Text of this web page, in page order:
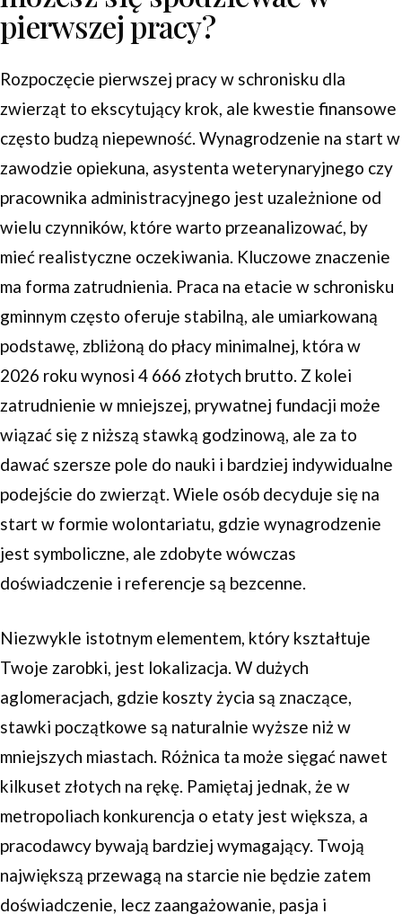
pierwszej pracy?
Rozpoczęcie pierwszej pracy w schronisku dla
zwierząt to ekscytujący krok, ale kwestie finansowe
często budzą niepewność. Wynagrodzenie na start w
zawodzie opiekuna, asystenta weterynaryjnego czy
pracownika administracyjnego jest uzależnione od
wielu czynników, które warto przeanalizować, by
mieć realistyczne oczekiwania. Kluczowe znaczenie
ma forma zatrudnienia. Praca na etacie w schronisku
gminnym często oferuje stabilną, ale umiarkowaną
podstawę, zbliżoną do płacy minimalnej, która w
2026 roku wynosi 4 666 złotych brutto. Z kolei
zatrudnienie w mniejszej, prywatnej fundacji może
wiązać się z niższą stawką godzinową, ale za to
dawać szersze pole do nauki i bardziej indywidualne
podejście do zwierząt. Wiele osób decyduje się na
start w formie wolontariatu, gdzie wynagrodzenie
jest symboliczne, ale zdobyte wówczas
doświadczenie i referencje są bezcenne.
Niezwykle istotnym elementem, który kształtuje
Twoje zarobki, jest lokalizacja. W dużych
aglomeracjach, gdzie koszty życia są znaczące,
stawki początkowe są naturalnie wyższe niż w
mniejszych miastach. Różnica ta może sięgać nawet
kilkuset złotych na rękę. Pamiętaj jednak, że w
metropoliach konkurencja o etaty jest większa, a
pracodawcy bywają bardziej wymagający. Twoją
największą przewagą na starcie nie będzie zatem
doświadczenie, lecz zaangażowanie, pasja i